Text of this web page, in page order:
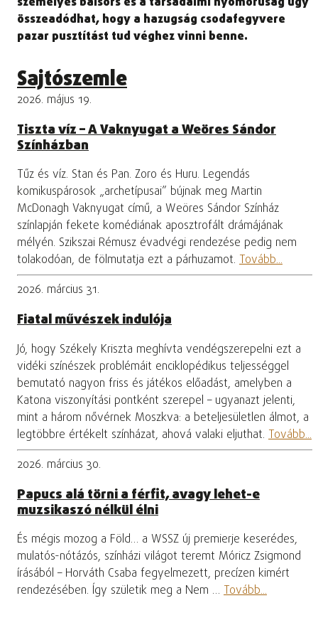
összeadódhat, hogy a hazugság csodafegyvere
pazar pusztítást tud véghez vinni benne.
Sajtószemle
2026. május 19.
Tiszta víz – A Vaknyugat a Weöres Sándor
Színházban
Tűz és víz. Stan és Pan. Zoro és Huru. Legendás
komikuspárosok „archetípusai” bújnak meg Martin
McDonagh Vaknyugat című, a Weöres Sándor Színház
színlapján fekete komédiának aposztrofált drámájának
mélyén. Szikszai Rémusz évadvégi rendezése pedig nem
tolakodóan, de fölmutatja ezt a párhuzamot. Tovább...
2026. március 31.
Fiatal művészek indulója
Jó, hogy Székely Kriszta meghívta vendégszerepelni ezt a
vidéki színészek problémáit enciklopédikus teljességgel
bemutató nagyon friss és játékos előadást, amelyben a
Katona viszonyítási pontként szerepel – ugyanazt jelenti,
mint a három nővérnek Moszkva: a beteljesületlen álmot, a
legtöbbre értékelt színházat, ahová valaki eljuthat. Tovább...
2026. március 30.
Papucs alá törni a férfit, avagy lehet-e
muzsikaszó nélkül élni
És mégis mozog a Föld… a WSSZ új premierje keserédes,
mulatós-nótázós, színházi világot teremt Móricz Zsigmond
írásából – Horváth Csaba fegyelmezett, precízen kimért
rendezésében. Így születik meg a Nem … Tovább...